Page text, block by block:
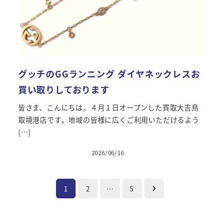
グッチのGGランニング ダイヤネックレスお
買い取りしております
皆さま、こんにちは。４月１日オープンした買取大吉鳥
取境港店です。地域の皆様に広くご利用いただけるよう
[…]
投稿日
2026/06/16
1 2 … 5